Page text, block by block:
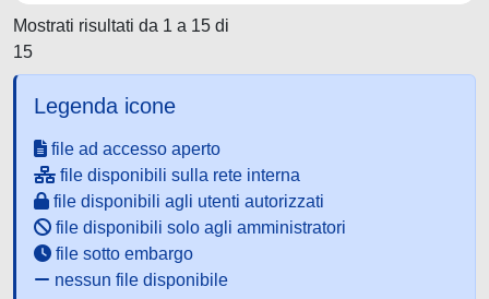
Mostrati risultati da 1 a 15 di
15
Legenda icone
file ad accesso aperto
file disponibili sulla rete interna
file disponibili agli utenti autorizzati
file disponibili solo agli amministratori
file sotto embargo
nessun file disponibile